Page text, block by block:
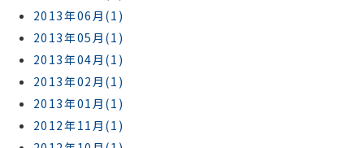
2013年06月(1)
2013年05月(1)
2013年04月(1)
2013年02月(1)
2013年01月(1)
2012年11月(1)